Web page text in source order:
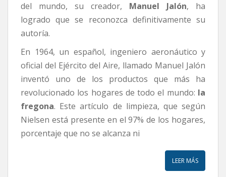
del mundo, su creador, Manuel Jalón, ha
logrado que se reconozca definitivamente su
autoría.
En 1964, un español, ingeniero aeronáutico y
oficial del Ejército del Aire, llamado Manuel Jalón
inventó uno de los productos que más ha
revolucionado los hogares de todo el mundo: la
fregona. Este artículo de limpieza, que según
Nielsen está presente en el 97% de los hogares,
porcentaje que no se alcanza ni
LEER MÁS